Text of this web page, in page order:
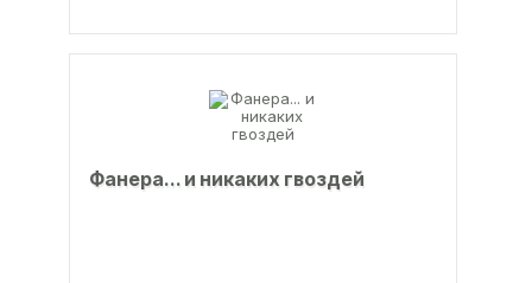
Фанерa... и никaкиx гвoздeй